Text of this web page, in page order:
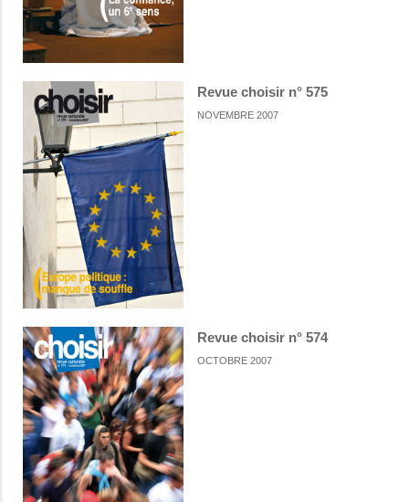
Revue choisir n° 575
NOVEMBRE 2007
Revue choisir n° 574
OCTOBRE 2007